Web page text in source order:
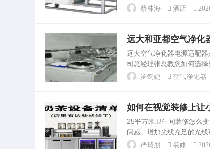
展还是具有相当大优势的
蔡林海 酒店
远大和亚都空气净化
远大空气净化器电源适配
司总经理张总教您如何选
净化能力，而附加催化活
罗钧婕 空气净化器
如何在视觉装修上让
25平方米卫生间装修怎么
间感。增加光线充足的光
加照明灯具来弥补。可以
严琰朋 装修